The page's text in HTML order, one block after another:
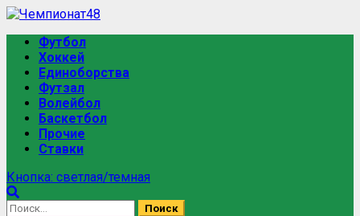
Футбол
Хоккей
Единоборства
Футзал
Волейбол
Баскетбол
Прочие
Ставки
Кнопка: светлая/темная